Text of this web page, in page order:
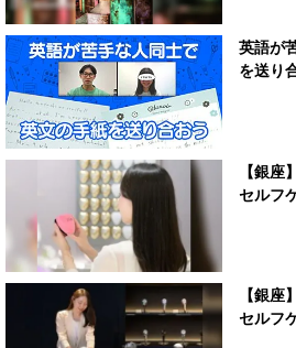
英語が
を送り
【銀
セルフ
【銀
セルフ